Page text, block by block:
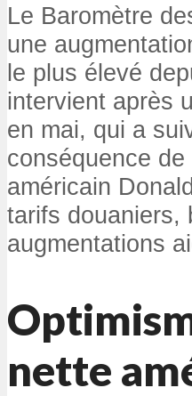
Le Baromètre
une
le plus élevé
intervient après
en mai, qui a
conséquence de
américain
tarifs douaniers,
augmentations
nette